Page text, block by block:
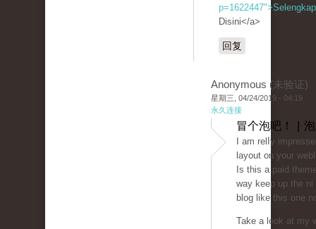
Disini</a>
回复
Anonymous (未验证)
星期三, 04/24/2019 - 04:19
永久连接
冒个泡吧！ |
I am relⅼy
layout on your
Is this a paid
way keep up the
blog like this one
Take a look at my